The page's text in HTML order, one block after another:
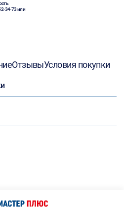
34-73или
ОтзывыУсловия покупки